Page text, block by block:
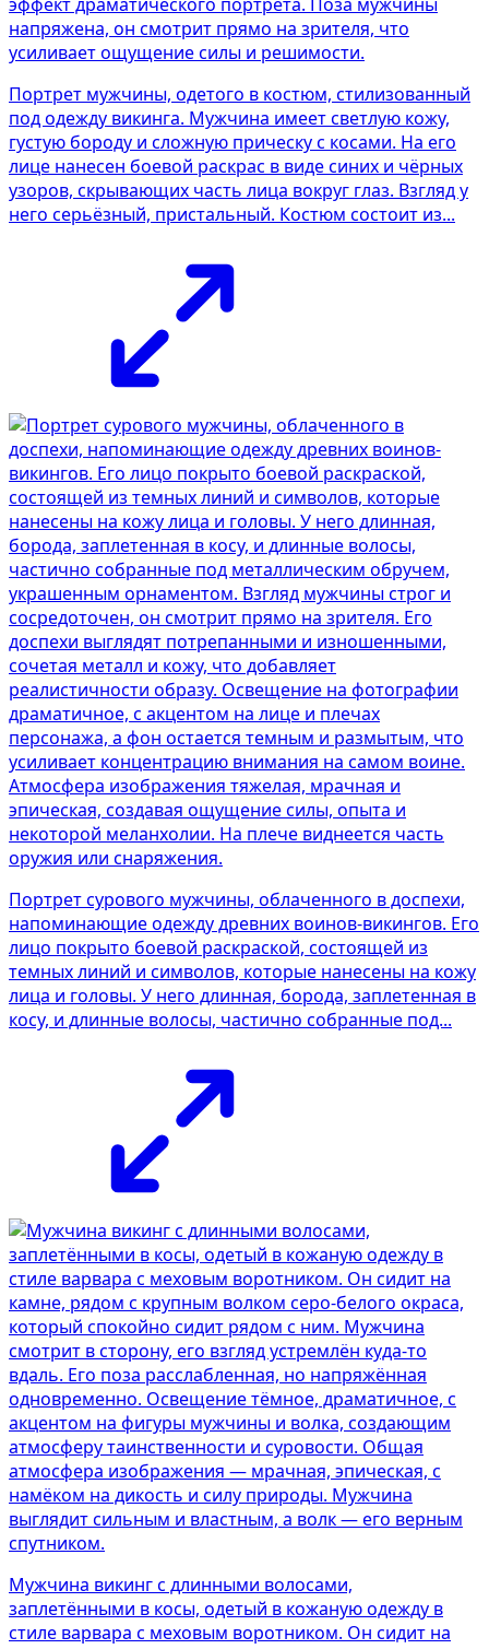
Портрет мужчины, одетого в костюм, стилизованный
под одежду викинга. Мужчина имеет светлую кожу,
густую бороду и сложную прическу с косами. На его
лице нанесен боевой раскрас в виде синих и чёрных
узоров, скрывающих часть лица вокруг глаз. Взгляд у
него серьёзный, пристальный. Костюм состоит из...
Портрет сурового мужчины, облаченного в доспехи,
напоминающие одежду древних воинов-викингов. Его
лицо покрыто боевой раскраской, состоящей из
темных линий и символов, которые нанесены на кожу
лица и головы. У него длинная, борода, заплетенная в
косу, и длинные волосы, частично собранные под...
Мужчина викинг с длинными волосами,
заплетёнными в косы, одетый в кожаную одежду в
стиле варвара с меховым воротником. Он сидит на